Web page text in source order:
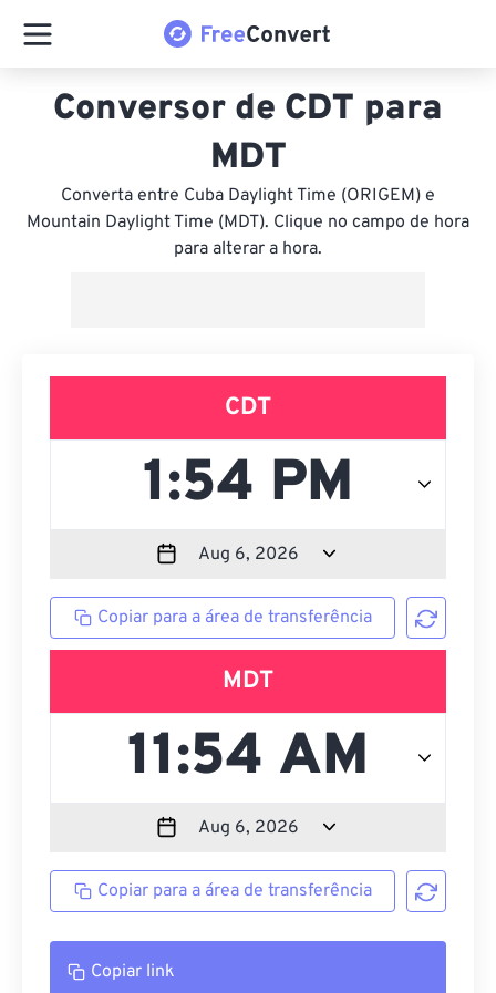
Conversor de CDT para
MDT
Converta entre Cuba Daylight Time (ORIGEM) e
Mountain Daylight Time (MDT). Clique no campo de hora
para alterar a hora.
CDT
Copiar para a área de transferência
MDT
Copiar para a área de transferência
Copiar link